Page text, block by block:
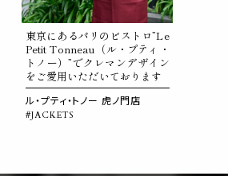
東京にあるパリのビストロ”Le
Petit Tonneau（ル・プティ・
トノー）”でクレマンデザイン
をご愛用いただいております
ル・プティ・トノー 虎ノ門店
#JACKETS